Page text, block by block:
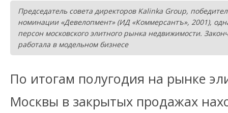
Председатель совета директоров Kalinka Group,
номинации «Девелопмент» (ИД «Коммерсантъ», 2001),
персон московского элитного рынка недвижимости.
работала в модельном бизнесе
По итогам полугодия на рынке
Москвы в закрытых продажах